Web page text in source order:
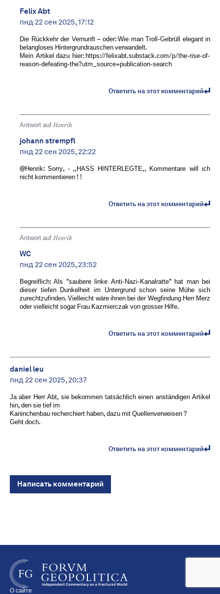
Felix Abt
пнд 22 сен 2025, 17:12
Die Rückkehr der Vernunft – oder: Wie man Troll-Gebrüll elegant in
belangloses Hintergrundrauschen verwandelt.
Mein Artikel dazu hier: https://felixabt.substack.com/p/the-rise-of-
reason-defeating-the?utm_source=publication-search
Ответить на этот комментарий
Antwort auf Henrik
johann strempfl
пнд 22 сен 2025, 22:22
@Henrik: Sorry, - ,,HASS HINTERLEGTE,, Kommentare will ich
nicht kommentieren ! !
Ответить на этот комментарий
Antwort auf Henrik
WC
пнд 22 сен 2025, 23:52
Begreiflich: Als "saubere linke Anti-Nazi-Kanalratte" hat man bei
dieser tiefen Dunkelheit im Untergrund schon seine Mühe sich
zurechtzufinden. Vielleicht wäre ihnen bei der Wegfindung Herr Merz
oder vielleicht sogar Frau Kazmierczak von grosser Hilfe.
Ответить на этот комментарий
daniel leu
пнд 22 сен 2025, 20:37
Ja aber Herr Abt, sie bekommen tatsächlich einen anständigen Artikel
hin, den sie tief im
Kaninchenbau recherchiert haben, dazu mit Quellenverweisen ?
Geht doch.
Ответить на этот комментарий
Написать комментарий
О сайте